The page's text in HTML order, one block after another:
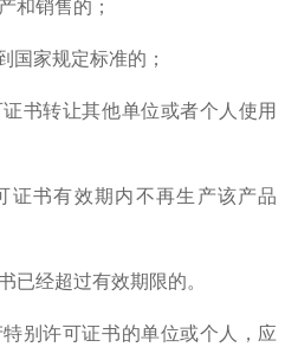
销售的；
国家规定标准的；
转让其他单位或者个人使用
书有效期内不再生产该产品
经超过有效期限的。
许可证书的单位或个人，应